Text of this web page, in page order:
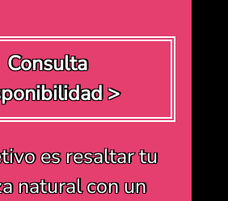
Consulta
>
es resaltar tu
natural con un